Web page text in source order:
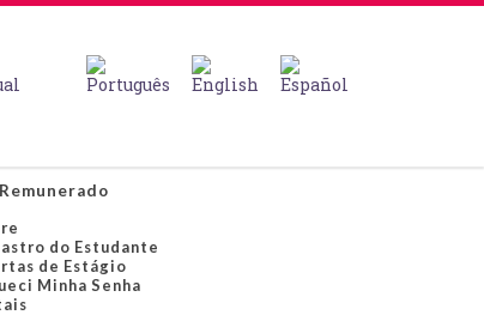
do Estudante
de Estágio
Minha Senha